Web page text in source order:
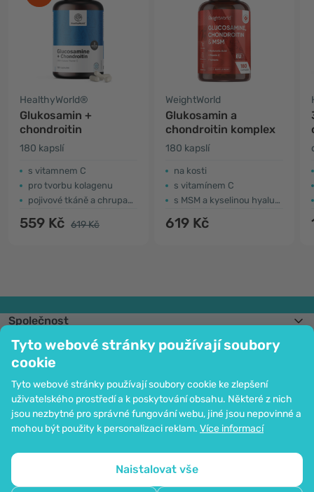
Tyto webové stránky používají soubory
cookie
Tyto webové stránky používají soubory cookie ke zlepšení
uživatelského prostředí a k poskytování obsahu. Některé z nich
jsou nezbytné pro správné fungování webu, jiné jsou nepovinné a
mohou být použity k personalizaci reklam. Více informací
Naistalovat vše
HealthyWorld®
Glukosamin +
chondroitin
180 kapslí
s vitamnem C
pro tvorbu kolagenu
pojivové tkáně a chrupavka
559 Kč 619 Kč
WeightWorld
Glukosamin a
chondroitin komplex
180 kapslí
na kosti
s vitamínem C
s MSM a kyselinou hyaluronovou
619 Kč
Společnost
Informace
Připojte se k nám
Pomoc a objednávky
Možnost platby kartou. Ochrana osobních údajů zaručena pomocí šifrování
SSL.
Mapa stránek